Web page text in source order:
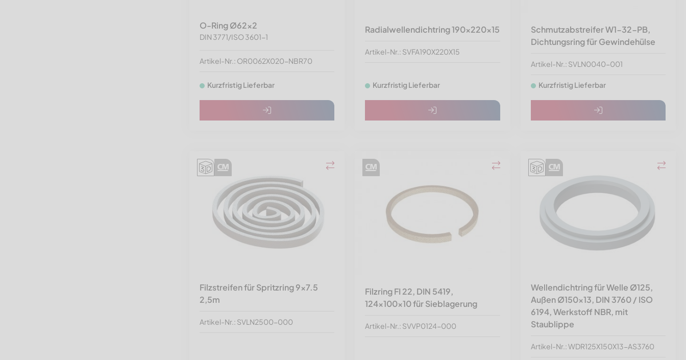
O-Ring Ø62x2
DIN 3771/ISO 3601-1
Artikel-Nr.: OR0062X020-NBR70
Kurzfristig Lieferbar
Radialwellendichtring 190x220x15
Artikel-Nr.: SVFA190X220X15
Kurzfristig Lieferbar
Schmutzabstreifer W1-32-PB,
Dichtungsring für Gewindehülse
Artikel-Nr.: SVLN0040-001
Kurzfristig Lieferbar
Filzstreifen für Spritzring 9x7.5
2,5m
Artikel-Nr.: SVLN2500-000
Filzring FI 22, DIN 5419,
124x100x10 für Sieblagerung
Artikel-Nr.: SVVP0124-000
Wellendichtring für Welle Ø125,
Außen Ø150x13, DIN 3760 / ISO
6194, Werkstoff NBR, mit
Staublippe
Artikel-Nr.: WDR125X150X13-AS3760